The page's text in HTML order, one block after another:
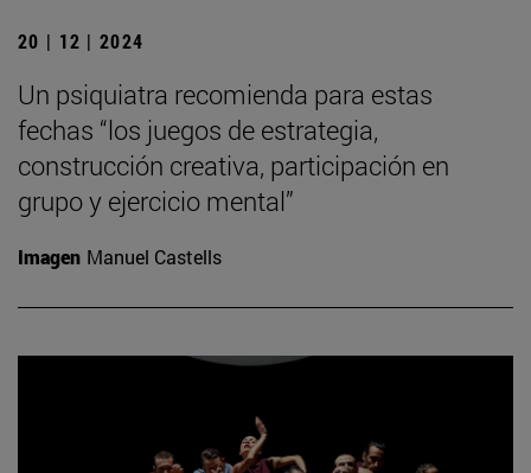
20 | 12 | 2024
Un psiquiatra recomienda para estas
fechas “los juegos de estrategia,
construcción creativa, participación en
grupo y ejercicio mental”
Imagen Manuel Castells